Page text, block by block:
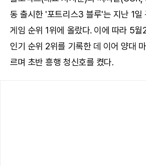
동 출시한 '포트리스3 블루'는 지난 1일
게임 순위 1위에 올랐다. 이에 따라 5월
인기 순위 2위를 기록한 데 이어 양대
르며 초반 흥행 청신호를 켰다.